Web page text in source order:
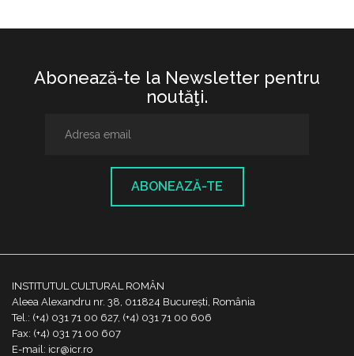
Abonează-te la Newsletter pentru
noutăţi.
ABONEAZĂ-TE
INSTITUTUL CULTURAL ROMÂN
Aleea Alexandru nr. 38, 011824 București, România
Tel.: (+4) 031 71 00 627, (+4) 031 71 00 606
Fax: (+4) 031 71 00 607
E-mail: icr@icr.ro